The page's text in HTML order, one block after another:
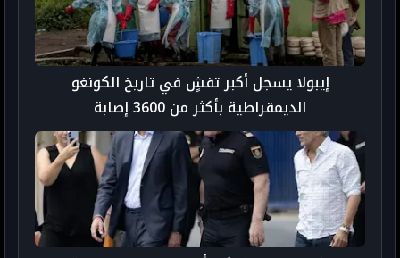
إيبولا يسجل أكبر تفشٍ في تاريخ الكونغو
الديمقراطية بأكثر من 3600 إصابة